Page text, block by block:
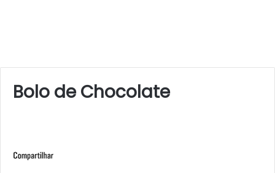
Bolo de Chocolate